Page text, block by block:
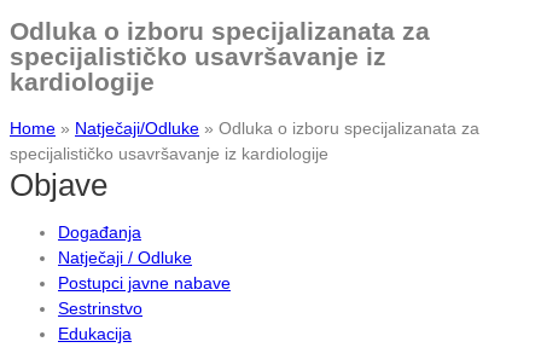
Odluka o izboru specijalizanata za
specijalističko usavršavanje iz
kardiologije
Home » Natječaji/Odluke » Odluka o izboru specijalizanata za
specijalističko usavršavanje iz kardiologije
Objave
Događanja
Natječaji / Odluke
Postupci javne nabave
Sestrinstvo
Edukacija